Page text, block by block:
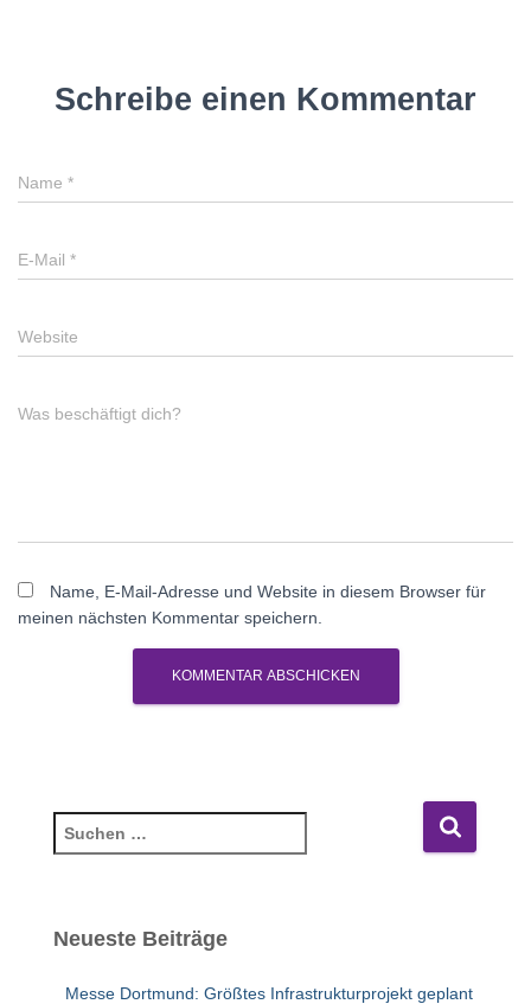
Schreibe einen Kommentar
Name *
E-Mail *
Website
Was beschäftigt dich?
Name, E-Mail-Adresse und Website in diesem Browser für
meinen nächsten Kommentar speichern.
u
eNeueste Beiträge
Messe Dortmund: Größtes Infrastrukturprojekt geplant